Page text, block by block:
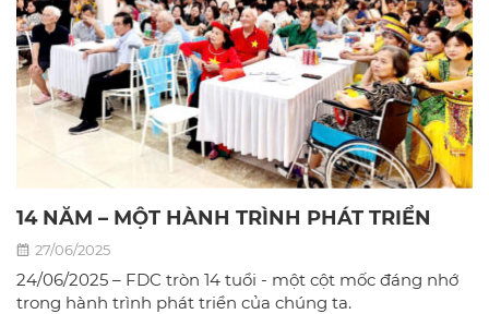
14 NĂM – MỘT HÀNH TRÌNH PHÁT TRIỂN
27/06/2025
24/06/2025 – FDC tròn 14 tuổi - một cột mốc đáng nhớ
trong hành trình phát triển của chúng ta.